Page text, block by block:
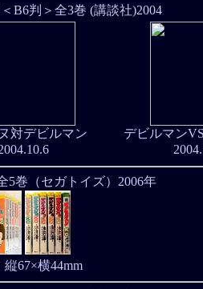
＜B6判＞全3巻 (講談社)2004
対デビルマン
デビルマン
5巻（セガトイズ）2006年
縦67×横44mm